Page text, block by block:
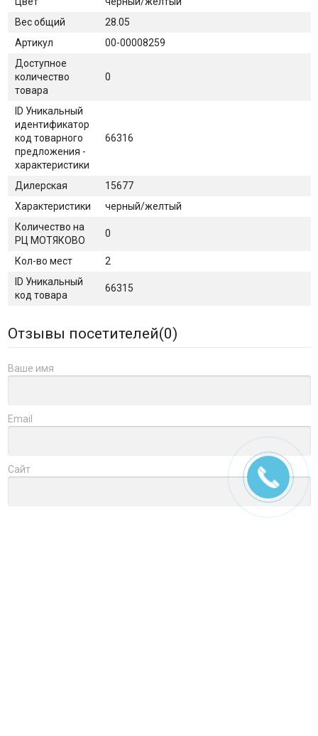
Вес общий
28.05
Артикул
00-00008259
Доступное
количество
товара
0
ID Уникальный
идентификатор
код товарного
предложения -
характеристики
66316
Дилерская
15677
Характеристики
черный/желтый
Количество на
РЦ МОТЯКОВО
0
Кол-во мест
2
ID Уникальный
код товара
66315
Отзывы посетителей(0)
Ваше имя
Email
Сайт